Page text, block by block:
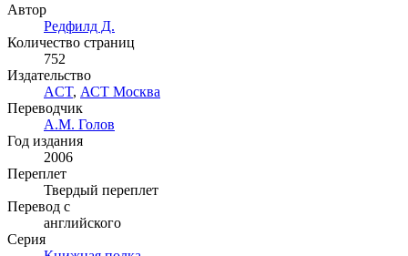
Автор
Редфилд Д.
Количество страниц
752
Издательство
ACT, АСТ Москва
Переводчик
А.М. Голов
Год издания
2006
Переплет
Твердый переплет
Перевод с
английского
Серия